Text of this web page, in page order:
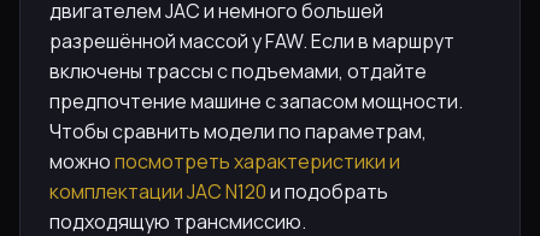
двигателем JAC и немного большей
разрешённой массой у FAW. Если в маршрут
включены трассы с подъемами, отдайте
предпочтение машине с запасом мощности.
Чтобы сравнить модели по параметрам,
можнопосмотреть характеристики и
комплектации JAC N120и подобрать
подходящую трансмиссию.